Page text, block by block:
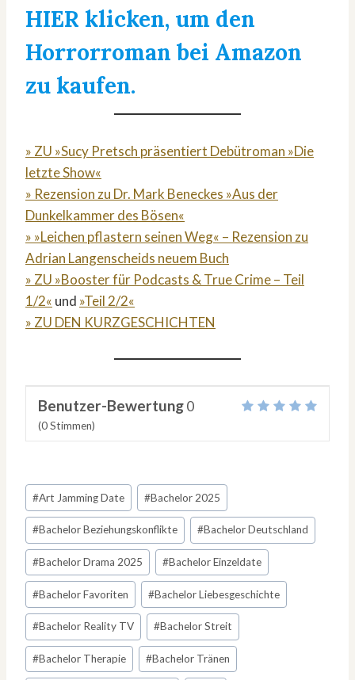
HIER klicken, um den
Horrorroman bei Amazon
zu kaufen.
» ZU »Sucy Pretsch präsentiert Debütroman »Die
letzte Show«
» Rezension zu Dr. Mark Beneckes »Aus der
Dunkelkammer des Bösen«
» »Leichen pflastern seinen Weg« – Rezension zu
Adrian Langenscheids neuem Buch
» ZU »Booster für Podcasts & True Crime – Teil
1/2« und »Teil 2/2«
» ZU DEN KURZGESCHICHTEN
Benutzer-Bewertung0
(0Stimmen)
Schlagworte:
#Art Jamming Date #Bachelor 2025
#Bachelor Beziehungskonflikte #Bachelor Deutschland
#Bachelor Drama 2025 #Bachelor Einzeldate
#Bachelor Favoriten #Bachelor Liebesgeschichte
#Bachelor Reality TV #Bachelor Streit
#Bachelor Therapie #Bachelor Tränen